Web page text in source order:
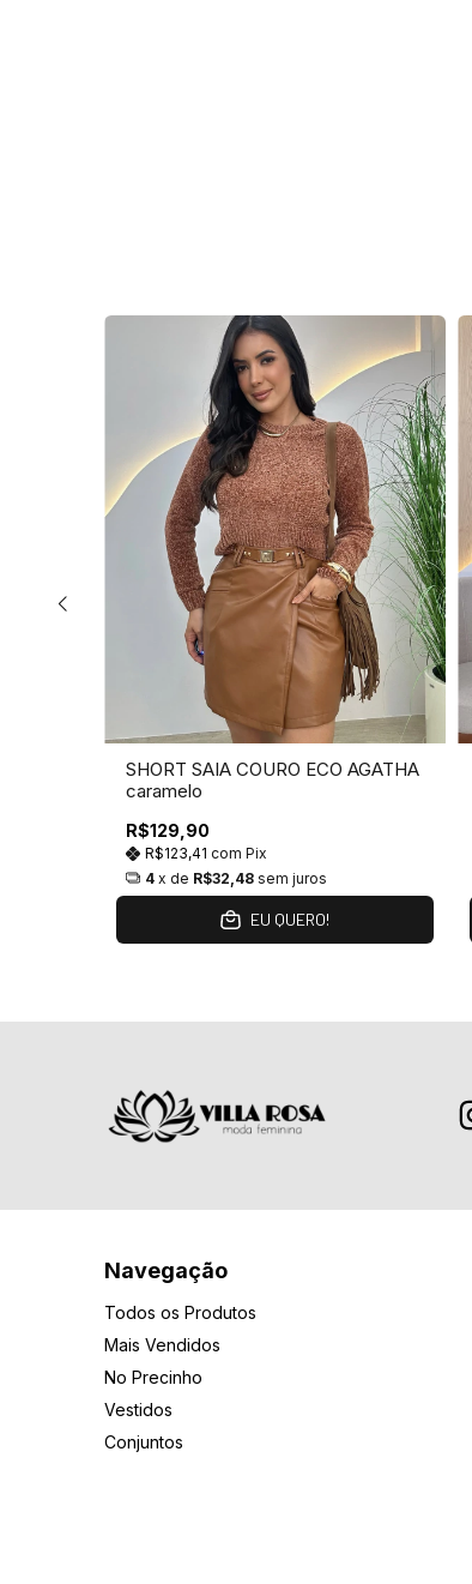
SHORT SAIA COURO ECO AGATHA
caramelo
R$129,90
R$123,41 com Pix
4 x de R$32,48 sem juros
EU QUERO!
Navegação
Todos os Produtos
Mais Vendidos
No Precinho
Vestidos
Conjuntos